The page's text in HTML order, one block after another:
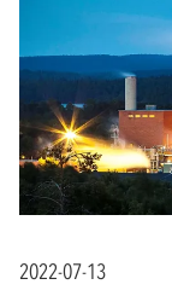
2022-07-13